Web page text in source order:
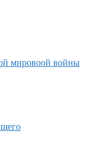
мировоой войны